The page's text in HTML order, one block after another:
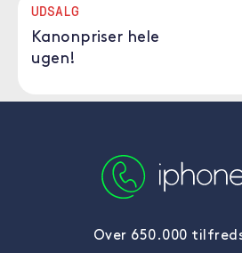
UDSALG
Kanonpriser hele
ugen!
Over 650.000